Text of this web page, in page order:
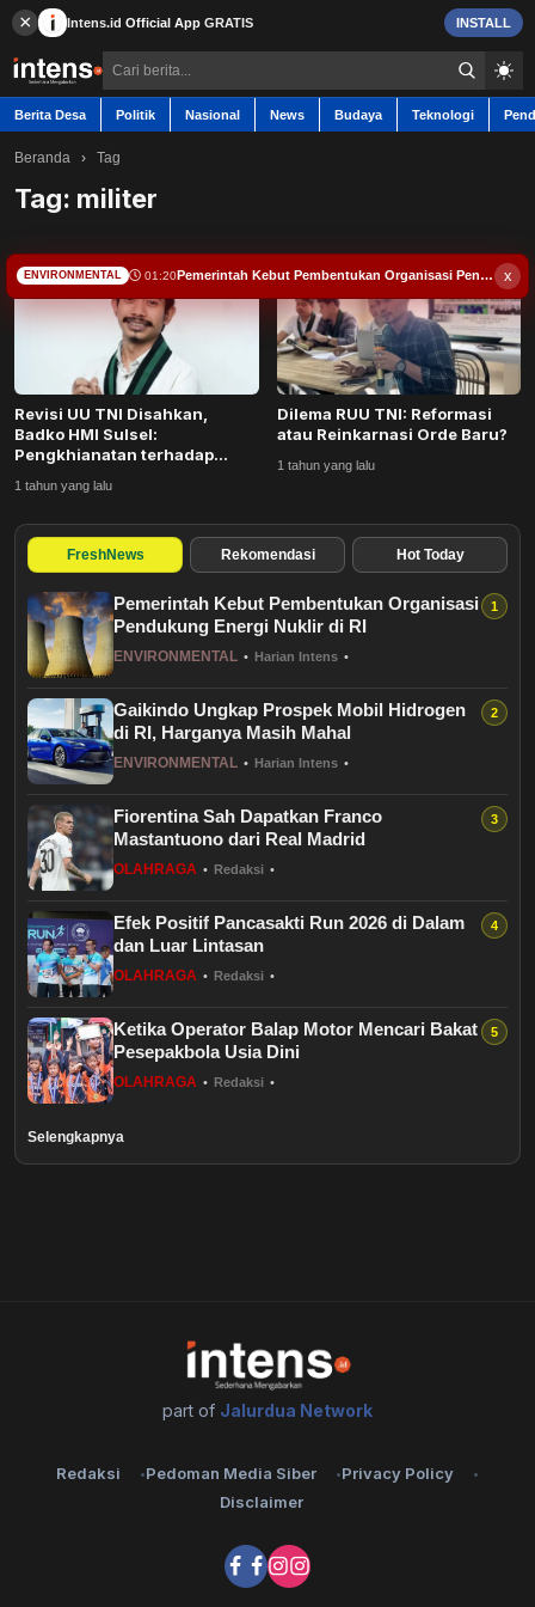
× Intens.id Official App GRATIS INSTALL
Berita Desa Politik Nasional News Budaya Teknologi
Contact
Nasional
News
Budaya
Teknologi
Pendidikan
Bursa
Hukum dan Kriminal
Kesehatan
Olahraga
Ekonomi Bisnis
Pariwisata
Healthstyle
Beranda › Tag
Tag: militer
Revisi UU TNI Disahkan,
Badko HMI Sulsel:
Pengkhianatan terhadap
1 tahun yang lalu
Dilema RUU TNI: Reformasi
atau Reinkarnasi Orde Baru?
1 tahun yang lalu
FreshNews Rekomendasi Hot Today
Pemerintah Kebut Pembentukan Organisasi
Pendukung Energi Nuklir di RI
ENVIRONMENTAL • Harian Intens •
Gaikindo Ungkap Prospek Mobil Hidrogen
di RI, Harganya Masih Mahal
ENVIRONMENTAL • Harian Intens •
Fiorentina Sah Dapatkan Franco
Mastantuono dari Real Madrid
OLAHRAGA • Redaksi •
Efek Positif Pancasakti Run 2026 di Dalam
dan Luar Lintasan
OLAHRAGA • Redaksi •
Ketika Operator Balap Motor Mencari Bakat
Pesepakbola Usia Dini
OLAHRAGA • Redaksi •
Selengkapnya
part of Jalurdua Network
Redaksi Pedoman Media Siber
Privacy Policy
Disclaimer
x
ENVIRONMENTAL 01:20 Pemerintah Kebut Pembentukan Organisasi Pendukung Energi Nuklir di RI